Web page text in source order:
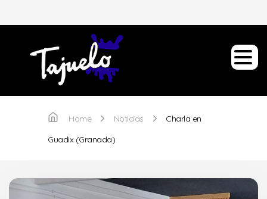
Home Noticias
Charla en
Guadix (Granada)